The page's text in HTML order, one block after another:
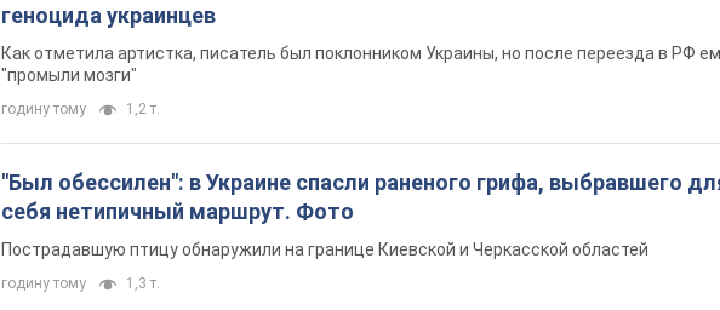
геноцида украинцев
Как отметила артистка, писатель был поклонником Украины, но после переезда в РФ
"промыли мозги"
годину тому 1,2 т.
"Был обессилен": в Украине спасли раненого грифа, выбравшего
себя нетипичный маршрут. Фото
Пострадавшую птицу обнаружили на границе Киевской и Черкасской областей
годину тому 1,3 т.